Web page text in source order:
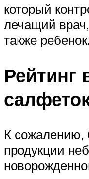
который
лечащий
также ребенок.
Рейтинг
К сожалению,
продукции